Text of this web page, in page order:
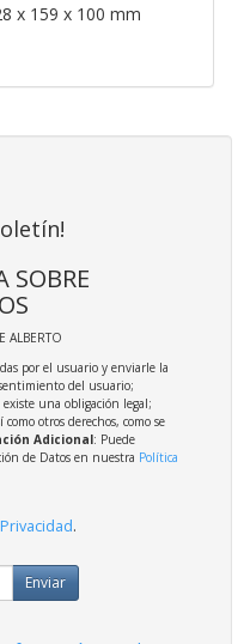
x 159 x 100 mm
SOBRE
ALBERTO
por el usuario y enviarle la
del usuario;
existe una obligación legal;
otros derechos, como se
Adicional: Puede
de Datos en nuestra Política
.
Enviar